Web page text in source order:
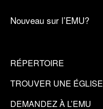
Nouveau sur l’EMU?
RÉPERTOIRE
TROUVER UNE ÉGLISE
DEMANDEZ À L’EMU